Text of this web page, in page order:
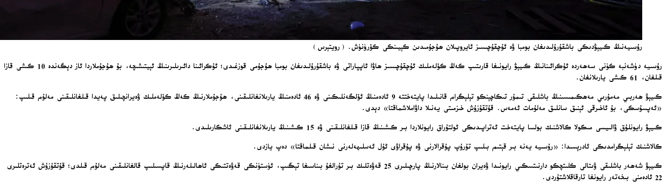
رۇسىيەنىڭ كىيېۋدىكى باشقۇرۇلىدىغان بومبا ۋە ئۇچقۇچىسىز ئايروپىلان ھۇجۇمىدىن كېيىنكى كۆرۈنۈش. (رويتېرس)
رۇسىيە دۈشەنبە كۈنى سەھەردە ئۇكرائىنانىڭ كىيېۋ رايونىغا قارىتىپ كەڭ كۆلەملىك ئۇچقۇچىسىز ھاۋا ئاپپاراتى ۋە باشقۇرۇلىدىغان بومبا ھۇجۇمى قوزغىدى؛ ئۇكرائىنا دائىرىلىرىنىڭ ئېيتىشىچە، بۇ ھۇجۇملاردا ئاز دېگەندە 10 كىشى قازا
قىلغان، 61 كىشى يارىلانغان.
كىيېۋ ھەربىي مەمۇرىي مەھكىمىسىنىڭ باشلىقى تىمۇر تىكاچېنكو تېلېگرام قانىلىدا پايتەختتە 9 ئادەمنىڭ ئۆلگەنلىكىنى ۋە 46 ئادەمنىڭ يارىلانغانلىقىنى، ھۇجۇملارنىڭ كەڭ كۆلەملىك ۋەيرانچىلىق پەيدا قىلغانلىقىنى مەلۇم قىلىپ:
«ئەپسۇسكى، بۇ ئاخىرقى ئېنىق سانلىق مەلۇمات ئەمەس. قۇتقۇزۇش خىزمىتى يەنىلا داۋاملاشماقتا» دېدى.
كىيېۋ رايونلۇق ۋالىيسى مىكولا كالاشنىك بولسا پايتەخت ئەتراپىدىكى ئولتۇراق رايونلاردا بىر كىشىنىڭ قازا قىلغانلىقىنى ۋە 15 كىشىنىڭ يارىلانغانلىقىنى ئاشكارىلىدى.
كالاشنىك تېلېگرامدىكى ئادرېسىدا: «رۇسىيە يەنە بىر قېتىم بىلىپ تۇرۇپ پۇقرالارنى ۋە پۇقراۋى ئۇل ئەسلىھەلەرنى نىشان قىلماقتا» دەپ يازدى.
كىيېۋ شەھەر باشلىقى ۋىتالى كلىتچكو دارنىتسكىي رايونىدا ۋەيران بولغان بىنالارنىڭ پارچىلىرى 25 قەۋەتلىك بىر تۇرالغۇ بىناسىغا تېگىپ، ئۈستۈنكى قەۋەتتىكى ئاھالىلەرنىڭ قاپسىلىپ قالغانلىقىنى مەلۇم قىلدى؛ قۇتقۇزۇش ئەترەتلىرى
22 ئادەمنى بىخەتەر رايونغا تارقاقلاشتۇردى.